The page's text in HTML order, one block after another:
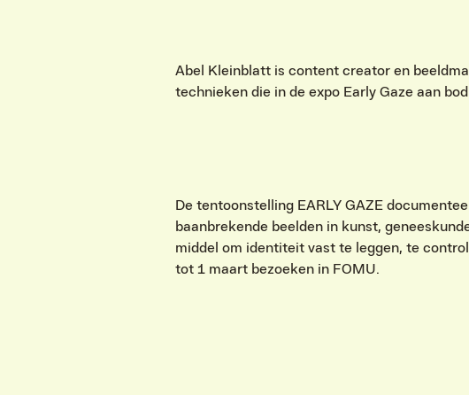
Abel Kleinblatt is content creator en
technieken die in de expo Early Gaze aan
De tentoonstelling EARLY GAZE
baanbrekende beelden in kunst,
middel om identiteit vast te leggen, te
tot 1 maart bezoeken in FOMU.